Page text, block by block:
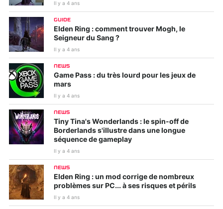
Il y a 4 ans
GUIDE
Elden Ring : comment trouver Mogh, le
Seigneur du Sang ?
Il y a 4 ans
NEWS
Game Pass : du très lourd pour les jeux de
mars
Il y a 4 ans
NEWS
Tiny Tina's Wonderlands : le spin-off de
Borderlands s'illustre dans une longue
séquence de gameplay
Il y a 4 ans
NEWS
Elden Ring : un mod corrige de nombreux
problèmes sur PC... à ses risques et périls
Il y a 4 ans